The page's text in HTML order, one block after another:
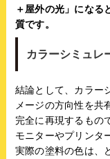
＋屋外の光」になる
質です。
カラーシミュレ
結論として、カラー
メージの方向性を共
完全に再現するもの
モニターやプリンタ
実際の塗料の色は、